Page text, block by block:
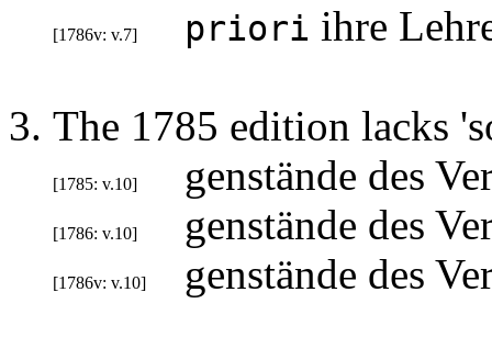
[1786v: v.7] priori ihre
The 1785 edition lacks
[1785: v.10] genstände des
[1786: v.10] genstände des
[1786v: v.10] genstände des